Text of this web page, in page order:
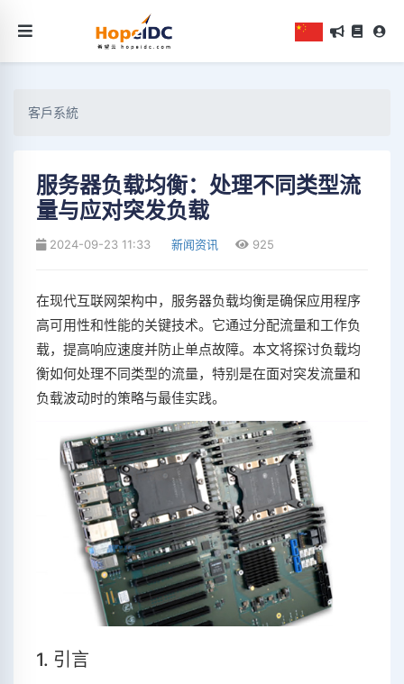
客戶系統
服务器负载均衡：处理不同类型流
量与应对突发负载
2024-09-23 11:33 新闻资讯 925
在现代互联网架构中，服务器负载均衡是确保应用程序
高可用性和性能的关键技术。它通过分配流量和工作负
载，提高响应速度并防止单点故障。本文将探讨负载均
衡如何处理不同类型的流量，特别是在面对突发流量和
负载波动时的策略与最佳实践。
1. 引言